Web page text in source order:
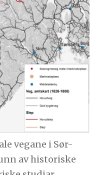
vegane i Sør-
av historiske